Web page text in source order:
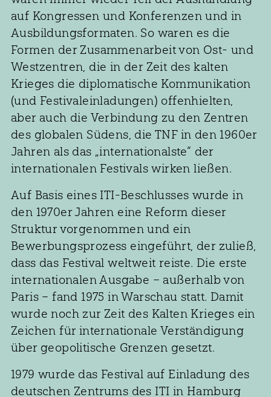
auf Kongressen und Konferenzen und in
Ausbildungsformaten. So waren es die
Formen der Zusammenarbeit von Ost- und
Westzentren, die in der Zeit des kalten
Krieges die diplomatische Kommunikation
(und Festivaleinladungen) offenhielten,
aber auch die Verbindung zu den Zentren
des globalen Südens, die TNF in den 1960er
Jahren als das „internationalste“ der
internationalen Festivals wirken ließen.
Auf Basis eines ITI-Beschlusses wurde in
den 1970er Jahren eine Reform dieser
Struktur vorgenommen und ein
Bewerbungsprozess eingeführt, der zuließ,
dass das Festival weltweit reiste. Die erste
internationalen Ausgabe – außerhalb von
Paris – fand 1975 in Warschau statt. Damit
wurde noch zur Zeit des Kalten Krieges ein
Zeichen für internationale Verständigung
über geopolitische Grenzen gesetzt.
1979 wurde das Festival auf Einladung des
deutschen Zentrums des ITI in Hamburg